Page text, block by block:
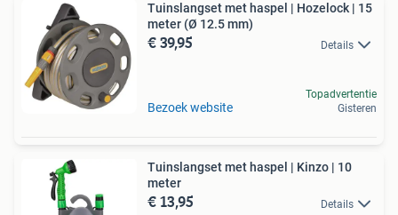
Tuinslangset met haspel | Hozelock | 15
meter (Ø 12.5 mm)
€ 39,95 Details
Bezoek website
Topadvertentie
Gisteren
Tuinslangset met haspel | Kinzo | 10
meter
€ 13,95 Details